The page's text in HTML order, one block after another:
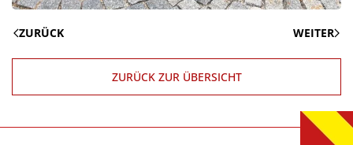
ZURÜCK WEITER
ZURÜCK ZUR ÜBERSICHT